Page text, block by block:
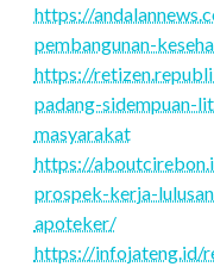
https://
pembangunan-
https://
padang-sidempuan-
masyarakat
https://
prospek-kerja-
apoteker/
https://infojateng.id/